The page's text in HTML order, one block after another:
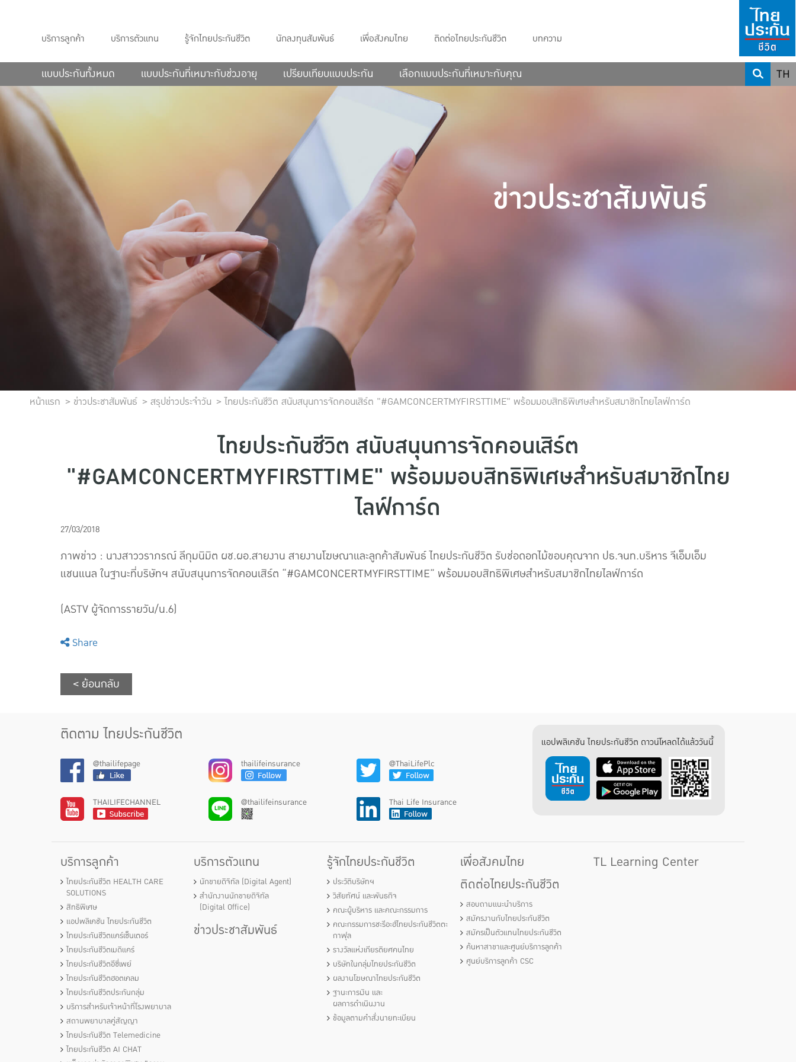
บริการลูกค้า บริการตัวแทน รู้จักไทยประกันชีวิต นักลงทุนสัมพันธ์ เพื่อสังคมไทย ติดต่อไทยประกันชีวิต บทความ
แบบประกันทั้งหมด แบบประกันที่เหมาะกับช่วงอายุ เปรียบเทียบแบบประกัน เลือกแบบประกันที่เหมาะกับคุณ TH
ข่าวประชาสัมพันธ์
หน้าแรก ข่าวประชาสัมพันธ์ สรุปข่าวประจำวัน ไทยประกันชีวิต สนับสนุนการจัดคอนเสิร์ต "#GAMCONCERTMYFIRSTTIME" พร้อมมอบสิทธิพิเศษสำหรับสมาชิกไทยไลฟ์การ์ด
ไทยประกันชีวิต สนับสนุนการจัดคอนเสิร์ต
"#GAMCONCERTMYFIRSTTIME" พร้อมมอบสิทธิพิเศษสำหรับสมาชิกไทย
ไลฟ์การ์ด
27/03/2018
ภาพข่าว : นางสาววราภรณ์ ลีกุมนิมิต ผช.ผอ.สายงาน สายงานโฆษณาและลูกค้าสัมพันธ์ ไทยประกันชีวิต รับช่อดอกไม้ขอบคุณจาก ปธ.จนท.บริหาร จีเอ็มเอ็ม
แชนแนล ในฐานะที่บริษัทฯ สนับสนุนการจัดคอนเสิร์ต “#GAMCONCERTMYFIRSTTIME” พร้อมมอบสิทธิพิเศษสำหรับสมาชิกไทยไลฟ์การ์ด
(ASTV ผู้จัดการรายวัน/น.6)
Share
< ย้อนกลับ
ติดตาม ไทยประกันชีวิต
@thailifepage thailifeinsurance @ThaiLifePlc
THAILIFECHANNEL @thailifeinsurance Thai Life Insurance
แอปพลิเคชัน ไทยประกันชีวิต ดาวน์โหลดได้แล้ววันนี้
บริการลูกค้า
ไทยประกันชีวิต HEALTH CARE
SOLUTIONS
สิทธิพิเศษ
แอปพลิเคชัน ไทยประกันชีวิต
ไทยประกันชีวิตแคร์เซ็นเตอร์
ไทยประกันชีวิตเมดิแคร์
ไทยประกันชีวิตอีซี่เพย์
ไทยประกันชีวิตฮอตเคลม
ไทยประกันชีวิตประกันกลุ่ม
บริการสำหรับเจ้าหน้าที่โรงพยาบาล
สถานพยาบาลคู่สัญญา
ไทยประกันชีวิต Telemedicine
ไทยประกันชีวิต AI CHAT
บริการตัวแทน
นักขายดิจิทัล (Digital Agent)
สำนักงานนักขายดิจิทัล
(Digital Office)
ข่าวประชาสัมพันธ์
รู้จักไทยประกันชีวิต
ประวัติบริษัทฯ
วิสัยทัศน์ และพันธกิจ
คณะผู้บริหาร และคณะกรรมการ
คณะกรรมการชะรีอะฮ์ไทยประกันชีวิตตะ
กาฟุล
รางวัลแห่งเกียรติยศคนไทย
บริษัทในกลุ่มไทยประกันชีวิต
ผลงานโฆษณาไทยประกันชีวิต
ฐานะการเงิน และ
ผลการดำเนินงาน
ข้อมูลตามคำสั่งนายทะเบียน
เพื่อสังคมไทย
ติดต่อไทยประกันชีวิต
สอบถามแนะนำบริการ
สมัครงานกับไทยประกันชีวิต
สมัครเป็นตัวแทนไทยประกันชีวิต
ค้นหาสาขาและศูนย์บริการลูกค้า
ศูนย์บริการลูกค้า CSC
TL Learning Center